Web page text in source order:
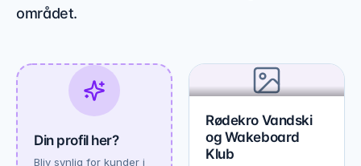
området.
Din profil her?
Bliv synlig for kunder i
Rødekro Vandski
og Wakeboard
Klub